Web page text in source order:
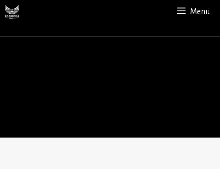
Aller
au
Menu